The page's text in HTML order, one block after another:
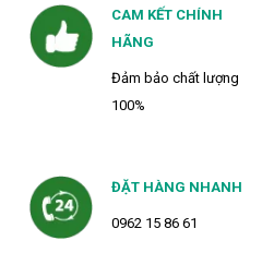
CAM KẾT CHÍNH
HÃNG
Đảm bảo chất lượng
100%
ĐẶT HÀNG NHANH
0962 15 86 61